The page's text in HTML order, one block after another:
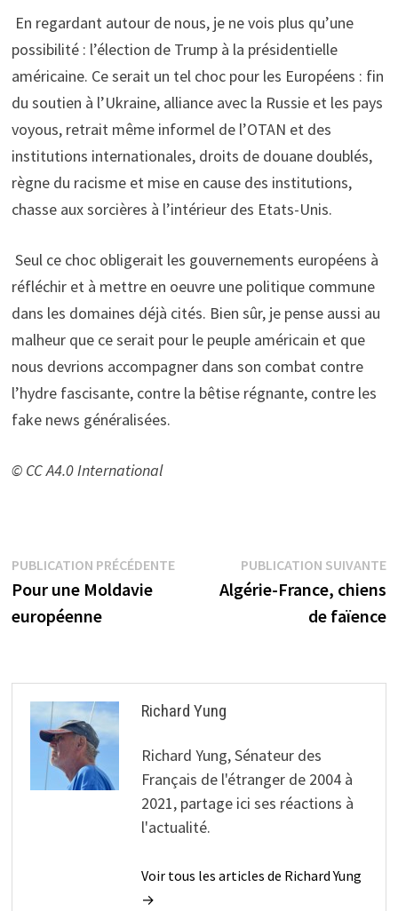
En regardant autour de nous, je ne vois plus qu’une
possibilité : l’élection de Trump à la présidentielle
américaine. Ce serait un tel choc pour les Européens : fin
du soutien à l’Ukraine, alliance avec la Russie et les pays
voyous, retrait même informel de l’OTAN et des
institutions internationales, droits de douane doublés,
règne du racisme et mise en cause des institutions,
chasse aux sorcières à l’intérieur des Etats-Unis.
Seul ce choc obligerait les gouvernements européens à
réfléchir et à mettre en oeuvre une politique commune
dans les domaines déjà cités. Bien sûr, je pense aussi au
malheur que ce serait pour le peuple américain et que
nous devrions accompagner dans son combat contre
l’hydre fascisante, contre la bêtise régnante, contre les
fake news généralisées.
© CC A4.0 International
Navigation
de
l’article
PUBLICATION PRÉCÉDENTEPublication
précédente :
Pour une Moldavie
européenne
PUBLICATION SUIVANTE
Algérie-France, chiens
de faïence
Richard Yung
Richard Yung, Sénateur des
Français de l'étranger de 2004 à
2021, partage ici ses réactions à
l'actualité.
Voir tous les articles de Richard Yung
→